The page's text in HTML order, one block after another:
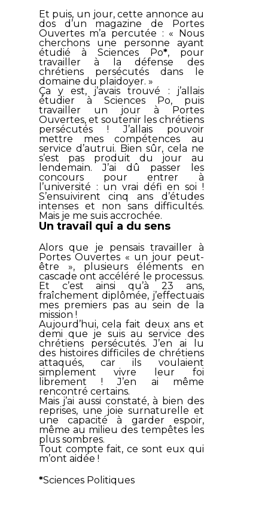
Et puis, un jour, cette annonce au
dos d’un magazine de Portes
Ouvertesm’a percutée : « Nous
cherchons une personne ayant
étudié à Sciences Po*, pour
travailler à la défense des
chrétiens persécutés dans le
domaine du plaidoyer. »
Ça y est, j’avais trouvé : j’allais
étudier à Sciences Po, puis
travailler un jour à Portes
Ouvertes, et soutenir les chrétiens
persécutés ! J’allais pouvoir
mettre mes compétences au
service d’autrui. Bien sûr, cela ne
s’est pas produit du jour au
lendemain. J’ai dû passer les
concours pour entrer à
l’université : un vrai défi en soi !
S’ensuivirent cinq ans d’études
intenses et non sans difficultés.
Mais je me suis accrochée.
Un travail qui a du sens
Alors que je pensais travailler à
Portes Ouvertes « un jour peut-
être », plusieurs éléments en
cascade ont accéléré le processus.
Et c’est ainsi qu’à 23 ans,
fraîchement diplômée, j’effectuais
mes premiers pas au sein de la
mission !
Aujourd’hui, cela fait deux ans et
demi que je suis au service des
chrétiens persécutés. J’en ai lu
des histoires difficiles de chrétiens
attaqués, car ils voulaient
simplement vivre leur foi
librement ! J’en ai même
rencontré certains.
Mais j’ai aussi constaté, à bien des
reprises, une joie surnaturelle et
une capacité à garder espoir,
même au milieu des tempêtes les
plus sombres.
Tout compte fait, ce sont eux qui
m’ont aidée !
*Sciences Politiques